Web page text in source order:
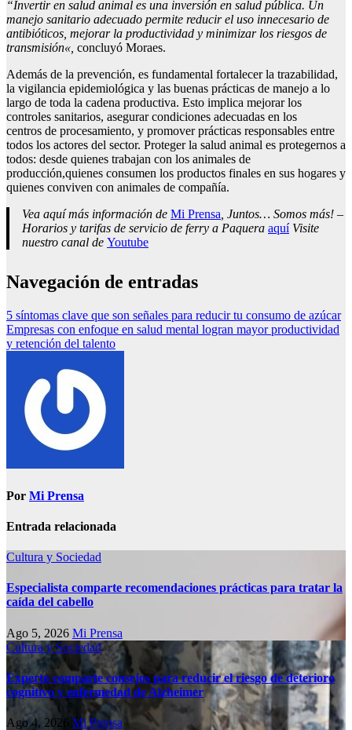
“Invertir en salud animal es una inversión en salud pública. Un
manejo sanitario adecuado permite reducir el uso innecesario de
antibióticos, mejorar la productividad y minimizar los riesgos de
transmisión«, concluyó Moraes.
Además de la prevención, es fundamental fortalecer la trazabilidad,
la vigilancia epidemiológica y las buenas prácticas de manejo a lo
largo de toda la cadena productiva. Esto implica mejorar los
controles sanitarios, asegurar condiciones adecuadas en los
centros de procesamiento, y promover prácticas responsables entre
todos los actores del sector. Proteger la salud animal es protegernos a
todos: desde quienes trabajan con los animales de
producción,quienes consumen los productos finales en sus hogares y
quienes conviven con animales de compañía.
Vea aquí más información de Mi Prensa, Juntos… Somos más! –
Horarios y tarifas de servicio de ferry a Paquera aquíVisite
nuestro canal de Youtube
Navegación de entradas
5 síntomas clave que son señales para reducir tu consumo de azúcar
Empresas con enfoque en salud mental logran mayor productividad
y retención del talento
Por Mi Prensa
Entrada relacionada
Cultura y Sociedad
Especialista comparte recomendaciones prácticas para tratar la
caída del cabello
Ago 5, 2026 Mi Prensa
Cultura y Sociedad
Experto comparte consejos para reducir el riesgo de deterioro
cognitivo у enfermedad de Alzheimer
Ago 4, 2026 Mi Prensa